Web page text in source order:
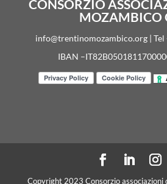
CONSORZIO
MOZAMBICO
info@trentinomozambico.org | Tel
IBAN
Copyright 2023 Consorzio associazioni